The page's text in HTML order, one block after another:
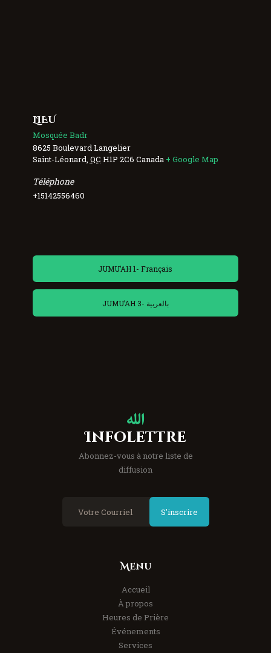
LIEU
Mosquée Badr
8625 Boulevard Langelier
Saint-Léonard QC H1P 2C6 Canada + Google Map
Téléphone
+15142556460
JUMU’AH 1- Français
JUMU’AH 3- بالعربية
Infolettre
Abonnez-vous à notre liste de
diffusion
S'inscrire
Menu
Accueil
À propos
Heures de Prière
Événements
Services